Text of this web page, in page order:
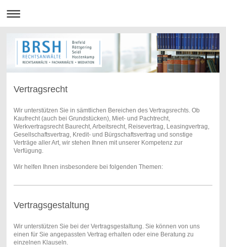
Vertragsrecht
Wir unterstützen Sie in sämtlichen Bereichen des Vertragsrechts. Ob
Kaufrecht (auch bei Grundstücken), Miet- und Pachtrecht,
Werkvertragsrecht Baurecht, Arbeitsrecht, Reisevertrag, Leasingvertrag,
Gesellschaftsvertrag, Kredit- und Bürgschaftsvertrag und sonstige
Verträge aller Art, wir stehen Ihnen mit unserer Kompetenz zur
Verfügung.
Wir helfen Ihnen insbesondere bei folgenden Themen:
Vertragsgestaltung
Wir unterstützen Sie bei der Vertragsgestaltung. Sie können von uns
einen für Sie angepassten Vertrag erhalten oder eine Beratung zu
einzelnen Klauseln.